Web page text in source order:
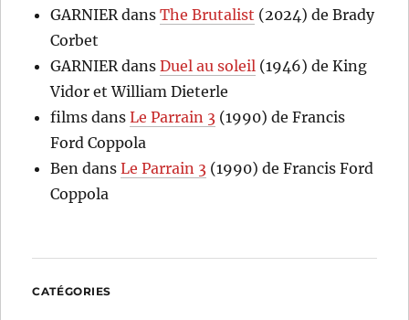
GARNIERdansThe Brutalist (2024) de Brady
Corbet
GARNIERdansDuel au soleil (1946) de King
Vidor et William Dieterle
films dansLe Parrain 3 (1990) de Francis
Ford Coppola
Ben dansLe Parrain 3 (1990) de Francis Ford
Coppola
CATÉGORIES